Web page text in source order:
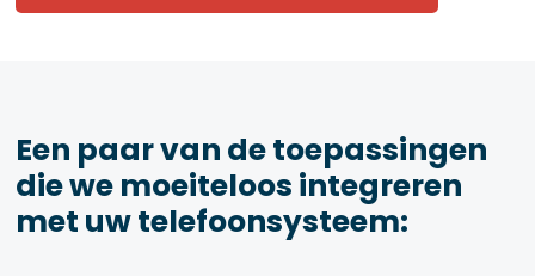
Een paar van de toepassingen
die we moeiteloos integreren
met uw telefoonsysteem: